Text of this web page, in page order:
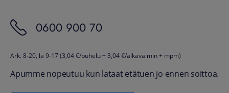
0600 900 70
Ark. 8-20, la 9-17 (3,04 €/puhelu + 3,04 €/alkava min + mpm)
Apumme nopeutuu kun lataat etätuen jo ennen soittoa.